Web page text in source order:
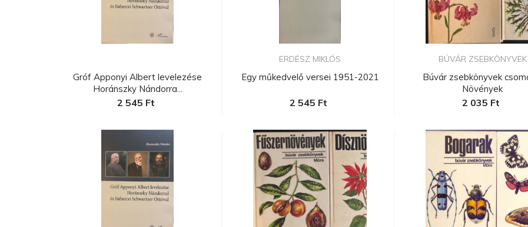
Gróf Apponyi Albert levelezése
Horánszky Nándorra...
2 545 Ft
ERDÉSZ MIKLÓS
Egy műkedvelő versei 1951-2021
2 545 Ft
BÚVÁR ZSEBKÖNYVEK
Búvár zsebkönyvek
Növények
2 035 Ft